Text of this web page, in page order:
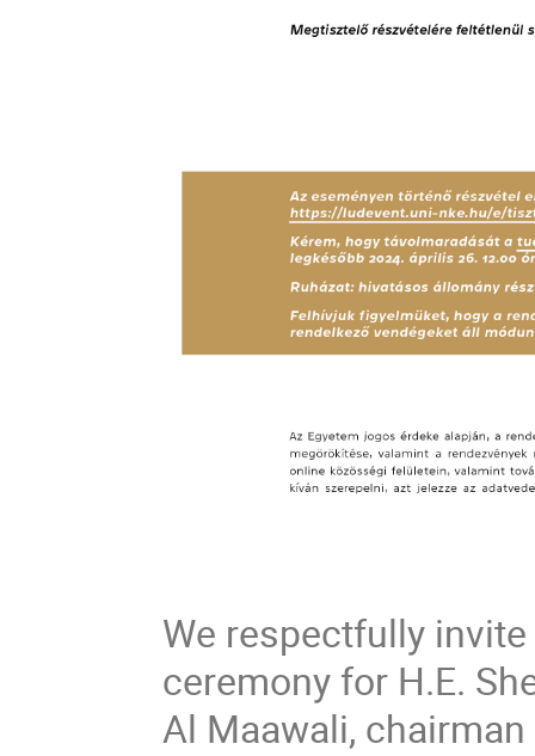
We respectfully
ceremony for H.E.
Al Maawali,